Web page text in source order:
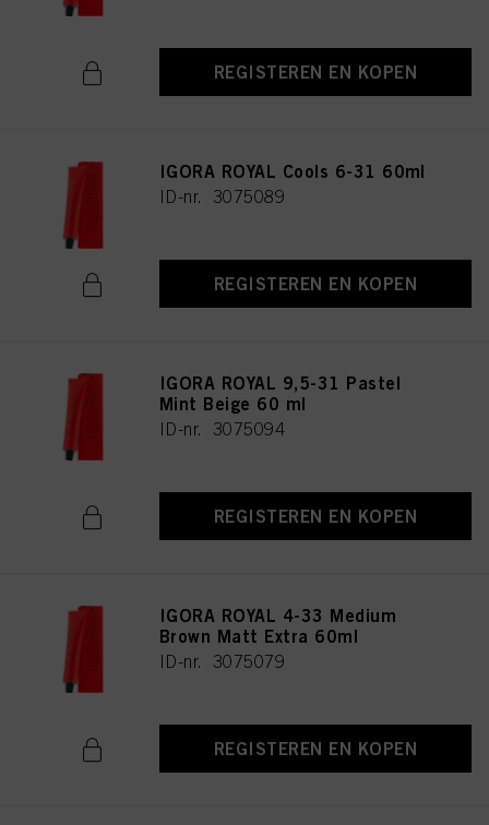
REGISTEREN EN KOPEN
IGORA ROYAL Cools 6-31 60ml
ID-nr. 3075089
REGISTEREN EN KOPEN
IGORA ROYAL 9,5-31 Pastel
Mint Beige 60 ml
ID-nr. 3075094
REGISTEREN EN KOPEN
IGORA ROYAL 4-33 Medium
Brown Matt Extra 60ml
ID-nr. 3075079
REGISTEREN EN KOPEN